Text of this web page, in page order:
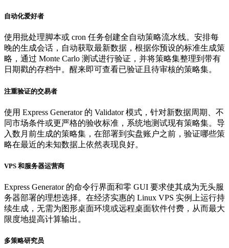
自动化爱好者
使用批处理脚本或 cron 任务创建全自动策略流水线。安排每
晚的生成会话，自动获取最新数据，根据你预设的标准生成策
略，通过 Monte Carlo 测试进行验证，并将策略集整理到带有
日期戳的存档中。醒来即可查看已验证且待审核的策略集。
注重验证的交易者
使用 Express Generator 的 Validator 模式，针对新数据周期、不
同市场条件或更严格的验收标准，系统地测试现有策略集。导
入数月前生成的策略集，在部署到实盘账户之前，验证哪些策
略在最近的未知数据上依然表现良好。
VPS 和服务器运营商
Express Generator 的命令行界面和零 GUI 要求使其成为无头服
务器部署的理想选择。在经济实惠的 Linux VPS 实例上运行持
续生成，无需为图形桌面环境或远程桌面软件付费，从而最大
限度地提高计算输出。
多策略研究员